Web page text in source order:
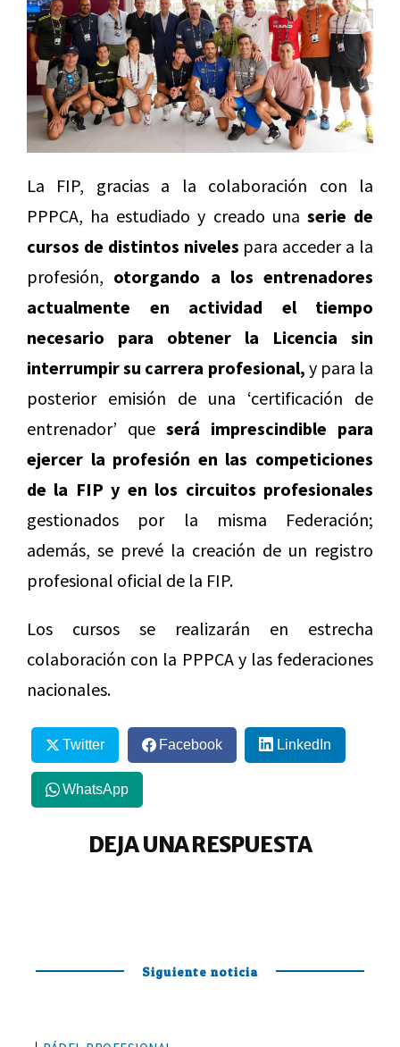
La FIP, gracias a la colaboración con la
PPPCA, ha estudiado y creado una serie de
cursos de distintos niveles para acceder a la
profesión, otorgando a los entrenadores
actualmente en actividad el tiempo
necesario para obtener la Licencia sin
interrumpir su carrera profesional, y para la
posterior emisión de una ‘certificación de
entrenador’ que será imprescindible para
ejercer la profesión en las competiciones
de la FIP y en los circuitos profesionales
gestionados por la misma Federación;
además, se prevé la creación de un registro
profesional oficial de la FIP.
Los cursos se realizarán en estrecha
colaboración con la PPPCA y las federaciones
nacionales.
Twitter Facebook LinkedIn
WhatsApp
DEJA UNA RESPUESTA
Siguiente noticia